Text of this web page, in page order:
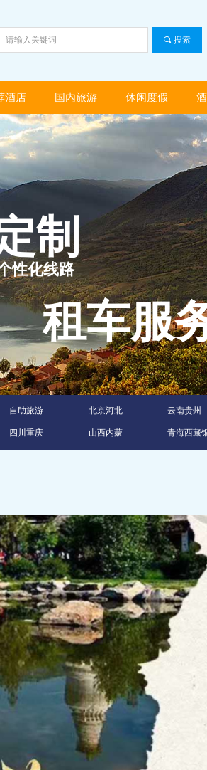
酒店
酒店
国内旅游
国内旅游
休闲度假
끠 搜索
自助旅游 北京河北 云南贵州
四川重庆 山西内蒙 青海西藏
制
租车
性化线路